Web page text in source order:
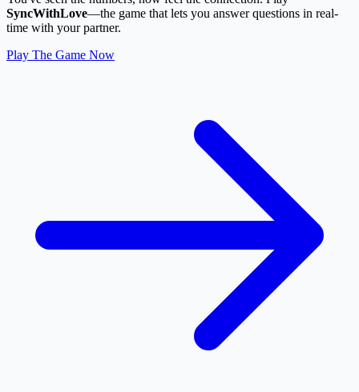
SyncWithLove—the game that lets you answer questions in real-
time with your partner.
Play The Game Now